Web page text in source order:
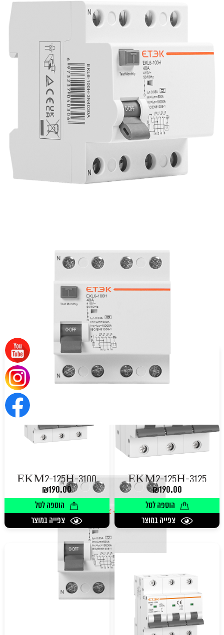
מוצרים נוספים
EKM2-125H-3125
₪190.00
הוספה לסל
צפייה במוצר
EKM2-125H-3100
₪190.00
הוספה לסל
צפייה במוצר